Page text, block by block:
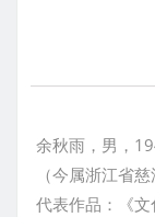
余秋雨，男，
（今属浙江省
代表作品：《